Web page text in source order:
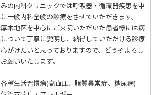
の内科クリニックでは呼吸器・循環器疾患を中
一般内科全般の診療をさせていただきます。
木地区を中心にご来院いただいた患者様には病
ついて丁寧に説明し、納得していただける診療
がけたいと思っておりますので、どうぞよろし
願いいたします。
種生活習慣病(高血圧、脂質異常症、糖尿病)